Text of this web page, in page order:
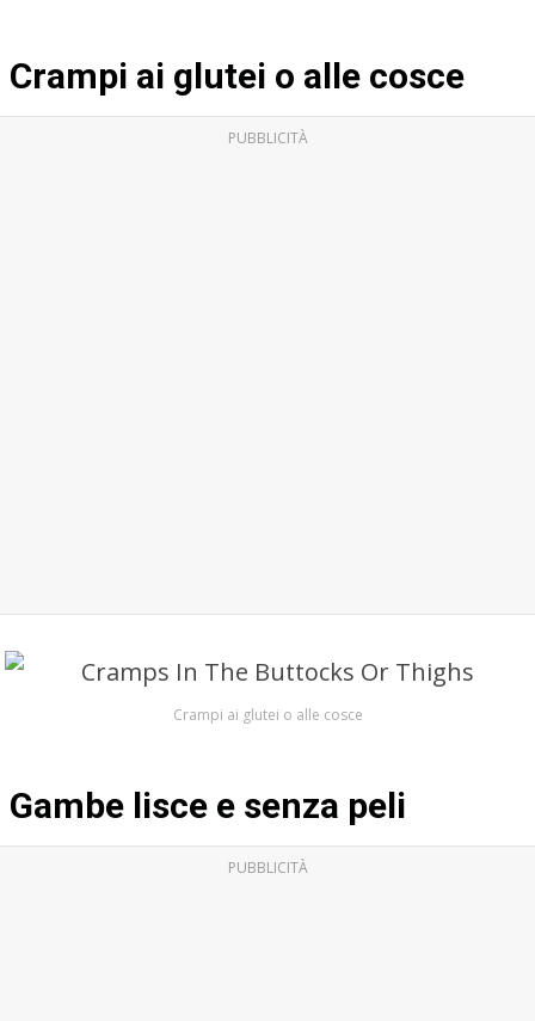
Crampi ai glutei o alle cosce
PUBBLICITÀ
Crampi ai glutei o alle cosce
Gambe lisce e senza peli
PUBBLICITÀ